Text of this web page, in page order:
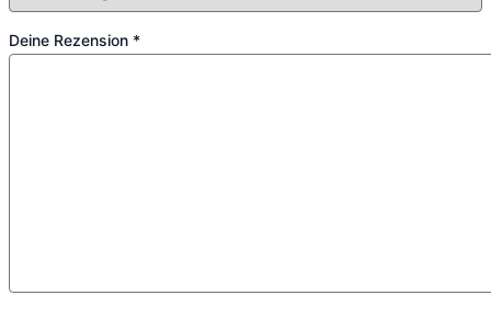
Deine Rezension *